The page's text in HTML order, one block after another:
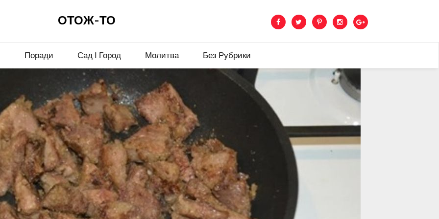
ОТОЖ-ТО
Поради Сад І Город Молитва Без Рубрики